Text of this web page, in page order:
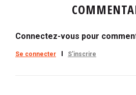
Connectez-vous pour
Se connecter S'inscrire